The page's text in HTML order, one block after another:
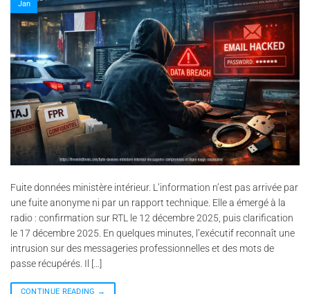
Jan
Fuite données ministère intérieur. L’information n’est pas arrivée par
une fuite anonyme ni par un rapport technique. Elle a émergé à la
radio : confirmation sur RTL le 12 décembre 2025, puis clarification
le 17 décembre 2025. En quelques minutes, l’exécutif reconnaît une
intrusion sur des messageries professionnelles et des mots de
passe récupérés. Il […]
CONTINUE READING →